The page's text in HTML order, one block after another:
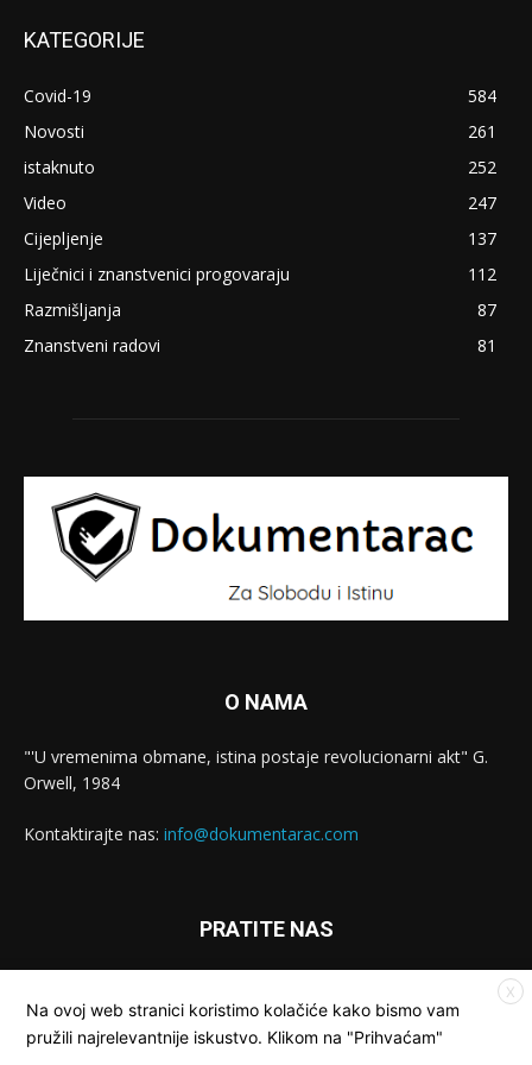
KATEGORIJE
Covid-19
584
Novosti
261
istaknuto
252
Video
247
Cijepljenje
137
Liječnici i znanstvenici progovaraju
112
Razmišljanja
87
Znanstveni radovi
81
O NAMA
"'U vremenima obmane, istina postaje revolucionarni akt" G.
Orwell, 1984
Kontaktirajte nas: info@dokumentarac.com
PRATITE NAS
X
Na ovoj web stranici koristimo kolačiće kako bismo vam
pružili najrelevantnije iskustvo. Klikom na "Prihvaćam"